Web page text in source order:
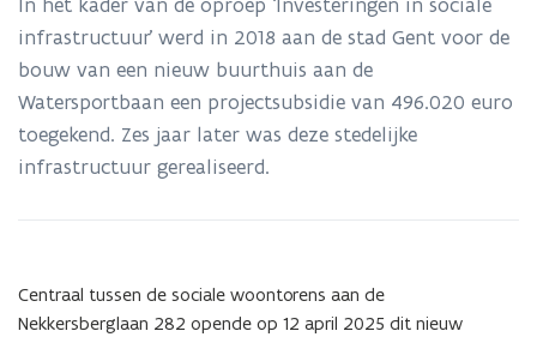
op:
Gent
Buurthuis
De
Waterlelie,
Watersportbaan
In het kader van de oproep ‘Investeringen in sociale
infrastructuur’ werd in 2018 aan de stad Gent voor de
bouw van een nieuw buurthuis aan de
Watersportbaan een projectsubsidie van 496.020 euro
toegekend. Zes jaar later was deze stedelijke
infrastructuur gerealiseerd.
Centraal tussen de sociale woontorens aan de
Nekkersberglaan 282 opende op 12 april 2025 dit nieuw